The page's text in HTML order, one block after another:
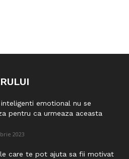
inteligenti emotional nu se
pentru ca urmeaza aceasta
2023
care te pot ajuta sa fii motivat